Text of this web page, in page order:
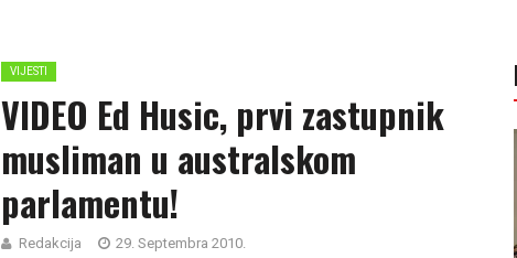
VIJESTI
VIDEO Ed Husic, prvi zastupnik
musliman u australskom
parlamentu!
Redakcija 29. Septembra 2010.